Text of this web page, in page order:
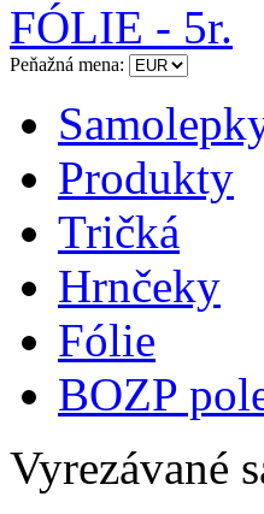
FÓLIE - 5r.
Peňažná mena:
Produkty
Tričká
Hrnčeky
Fólie
BOZP
Vyrezávané